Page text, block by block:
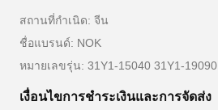
สถานที่กำเนิด: จีน
ชื่อแบรนด์: NOK
หมายเลขรุ่น: 31Y1-15040 31Y1-19090
เงื่อนไขการชำระเงินและการจัดส่ง